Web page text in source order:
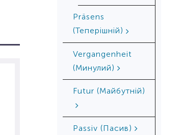
Präsens
(Теперішній)
Vergangenheit
(Минулий)
Futur (Майбутній)
Passiv (Пасив)